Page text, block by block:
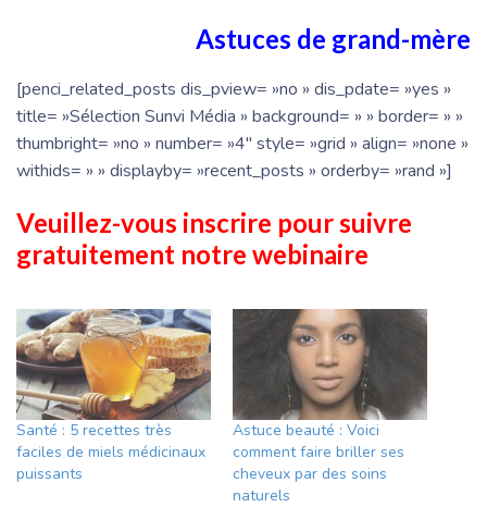
Astuces de grand-mère
[penci_related_posts dis_pview= »no » dis_pdate= »yes »
title= »Sélection Sunvi Média » background= » » border= » »
thumbright= »no » number= »4″ style= »grid » align= »none »
withids= » » displayby= »recent_posts » orderby= »rand »]
Veuillez-vous inscrire pour suivre
gratuitement notre webinaire
Santé : 5 recettes très
faciles de miels médicinaux
puissants
Astuce beauté : Voici
comment faire briller ses
cheveux par des soins
naturels